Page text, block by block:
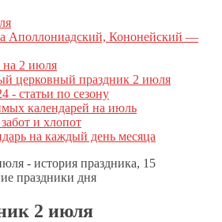
Аполлониадский, Кононейский —
на 2 июля
церковный праздник 2 июля
- статьи по сезону
календарей на июль
и хлопот
на каждый день месяца
2 июля